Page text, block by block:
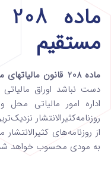
مستقیم
ماده 208 قانون مالیاتهای مستقیم
دست نباشد اوراق مالیاتی
اداره امور مالیاتی
روزنامه‌کثیرالانتشار
از روزنامه‌های
به مودی محسوب خواهد